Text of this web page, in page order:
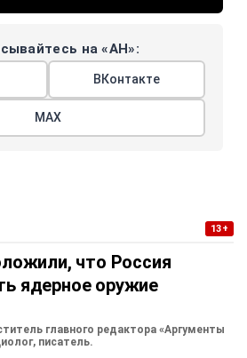
на «АН»:
ВКонтакте
МАХ
13+
что Россия
ядерное оружие
главного редактора «Аргументы
писатель.